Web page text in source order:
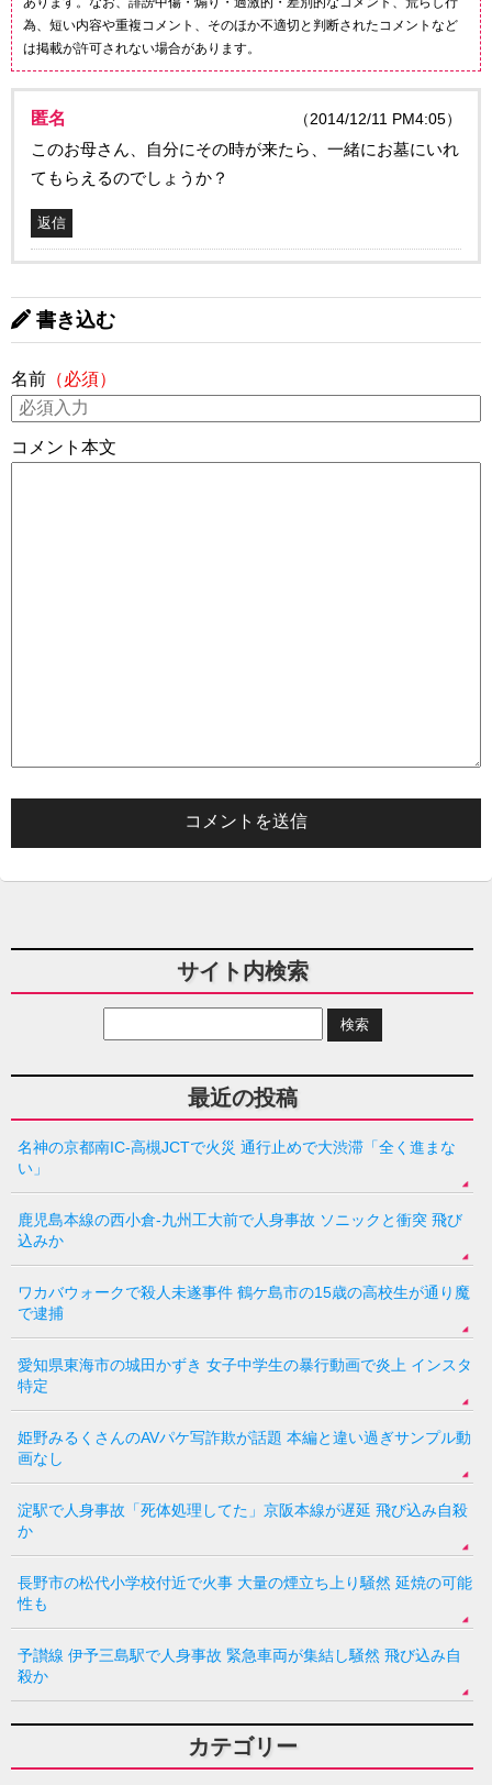
為、短い内容や重複コメント、そのほか不適切と判断されたコメントなど
は掲載が許可されない場合があります。
匿名 （2014/12/11 PM4:05）
このお母さん、自分にその時が来たら、一緒にお墓にいれ
てもらえるのでしょうか？
返信
書き込む
名前 （必須）
コメント本文
サイト内検索
最近の投稿
名神の京都南IC-高槻JCTで火災 通行止めで大渋滞「全く進まな
い」
鹿児島本線の西小倉-九州工大前で人身事故 ソニックと衝突 飛び
込みか
ワカバウォークで殺人未遂事件 鶴ケ島市の15歳の高校生が通り魔
で逮捕
愛知県東海市の城田かずき 女子中学生の暴行動画で炎上 インスタ
特定
姫野みるくさんのAVパケ写詐欺が話題 本編と違い過ぎサンプル動
画なし
淀駅で人身事故「死体処理してた」京阪本線が遅延 飛び込み自殺
か
長野市の松代小学校付近で火事 大量の煙立ち上り騒然 延焼の可能
性も
予讃線 伊予三島駅で人身事故 緊急車両が集結し騒然 飛び込み自
殺か
カテゴリー